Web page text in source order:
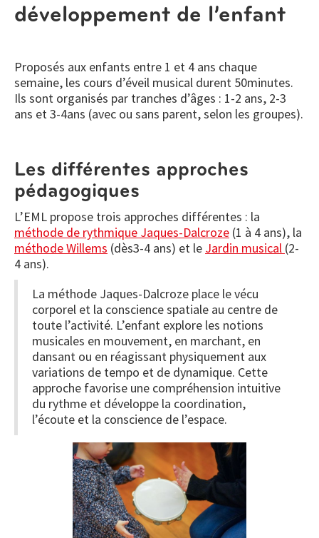
développement de l’enfant
Proposés aux enfants entre 1 et 4 ans chaque
semaine, les cours d’éveil musical durent 50minutes.
Ils sont organisés par tranches d’âges : 1-2 ans, 2-3
ans et 3-4ans (avec ou sans parent, selon les groupes).
Les différentes approches
pédagogiques
L’EML propose trois approches différentes : la
méthode de rythmique Jaques-Dalcroze (1 à 4 ans), la
méthode Willems (dès3-4 ans) et le Jardin musical (2-
4 ans).
La méthode Jaques-Dalcroze place le vécu
corporel et la conscience spatiale au centre de
toute l’activité. L’enfant explore les notions
musicales en mouvement, en marchant, en
dansant ou en réagissant physiquement aux
variations de tempo et de dynamique. Cette
approche favorise une compréhension intuitive
du rythme et développe la coordination,
l’écoute et la conscience de l’espace.